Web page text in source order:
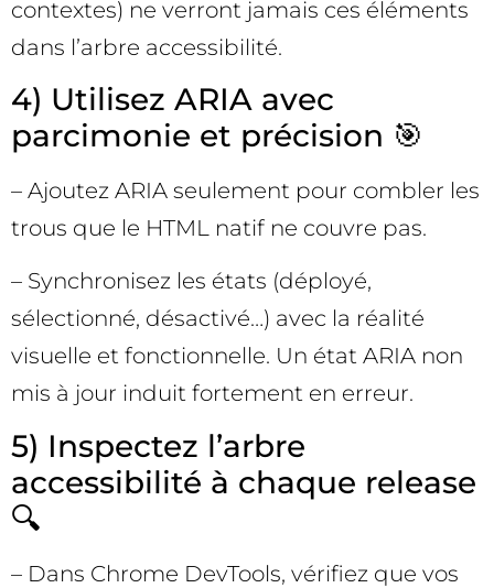
contextes) ne verront jamais ces éléments
dans l’arbre accessibilité.
4) Utilisez ARIA avec
parcimonie et précision 🎯
– Ajoutez ARIA seulement pour combler les
trous que le HTML natif ne couvre pas.
– Synchronisez les états (déployé,
sélectionné, désactivé…) avec la réalité
visuelle et fonctionnelle. Un état ARIA non
mis à jour induit fortement en erreur.
5) Inspectez l’arbre
accessibilité à chaque release
🔍
– Dans Chrome DevTools, vérifiez que vos